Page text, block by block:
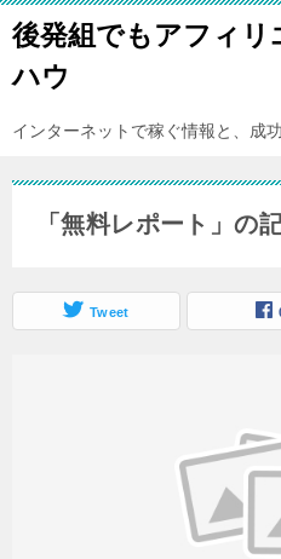
後発組でもアフィ
ハウ
インターネットで稼ぐ情報と、成
「無料レポート」の
Tweet